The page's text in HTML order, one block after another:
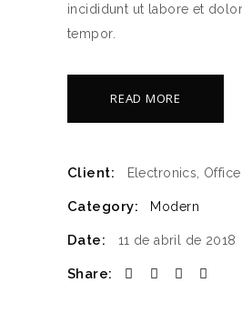
incididunt ut labore et
tempor.
READ MORE
Client: Electronics,
Category: Modern
Date: 11 de abril de 2018
Share: